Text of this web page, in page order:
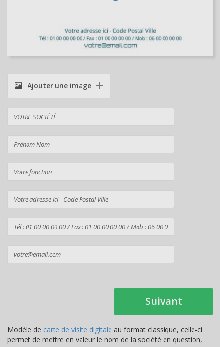
Ajouter une image
Suivant
Modèle de carte de visite digitale au format classique, celle-ci
permet de mettre en valeur le nom de la société en question,